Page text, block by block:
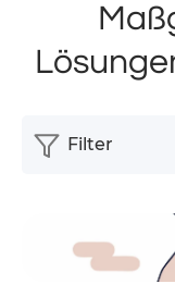
Filter